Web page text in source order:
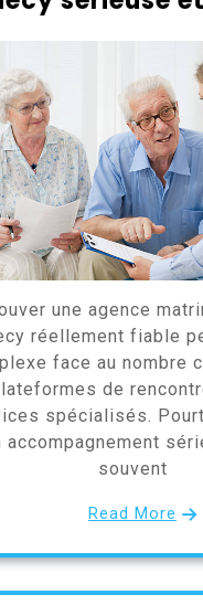
une agence
réellement fiable
face au nombre
de
spécialisés.
accompagnement
souvent
Read More